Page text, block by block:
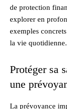
de protection
explorer en
exemples
la vie quotidienne.
Protéger sa
une
La prévoyance